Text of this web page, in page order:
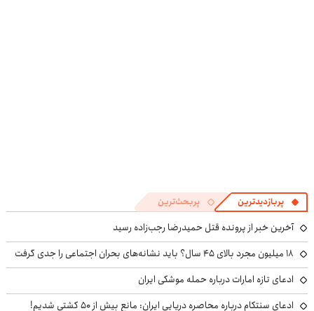
پربازدیدترین پربحث‌ترین
آخرین خبر از پرونده قتل حمیدرضا رجب‌زاده رسید
۱۸ میلیون مجرد بالای ۴۵ سال؟ باید نشانه‌های بحران اجتماعی را جدی گرفت
ادعای تازه امارات درباره حمله موشکی ایران
ادعای سنتکام درباره محاصره دریایی ایران: مانع بیش از ۵۰ کشتی شدیم!